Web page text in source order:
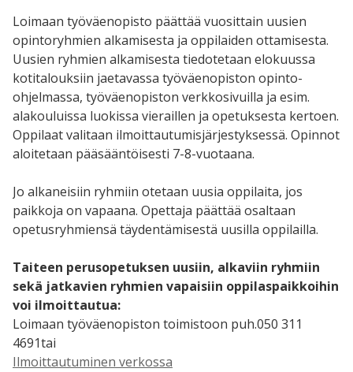
Loimaan työväenopisto päättää vuosittain uusien
opintoryhmien alkamisesta ja oppilaiden ottamisesta.
Uusien ryhmien alkamisesta tiedotetaan elokuussa
kotitalouksiin jaetavassa työväenopiston opinto-
ohjelmassa, työväenopiston verkkosivuilla ja esim.
alakouluissa luokissa vieraillen ja opetuksesta kertoen.
Oppilaat valitaan ilmoittautumisjärjestyksessä. Opinnot
aloitetaan pääsääntöisesti 7-8-vuotaana.
Jo alkaneisiin ryhmiin otetaan uusia oppilaita, jos
paikkoja on vapaana. Opettaja päättää osaltaan
opetusryhmiensä täydentämisestä uusilla oppilailla.
Taiteen perusopetuksen uusiin, alkaviin ryhmiin
sekä jatkavien ryhmien vapaisiin oppilaspaikkoihin
voi ilmoittautua:
Loimaan työväenopiston toimistoon puh.050 311
4691tai
Ilmoittautuminen verkossa